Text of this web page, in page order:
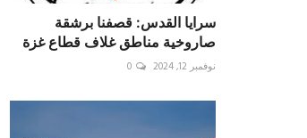
سرايا القدس: قصفنا برشقة
صاروخية مناطق غلاف قطاع غزة
نوفمبر 12, 2024 0